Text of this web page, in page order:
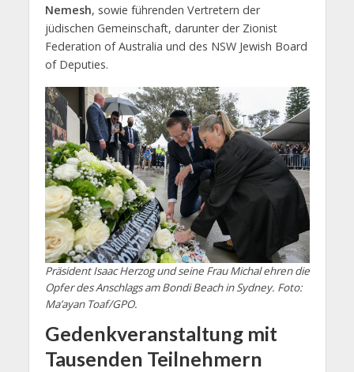
Nemesh, sowie führenden Vertretern der
jüdischen Gemeinschaft, darunter der Zionist
Federation of Australia und des NSW Jewish Board
of Deputies.
Präsident Isaac Herzog und seine Frau Michal ehren die
Opfer des Anschlags am Bondi Beach in Sydney. Foto:
Ma’ayan Toaf/GPO.
Gedenkveranstaltung mit
Tausenden Teilnehmern